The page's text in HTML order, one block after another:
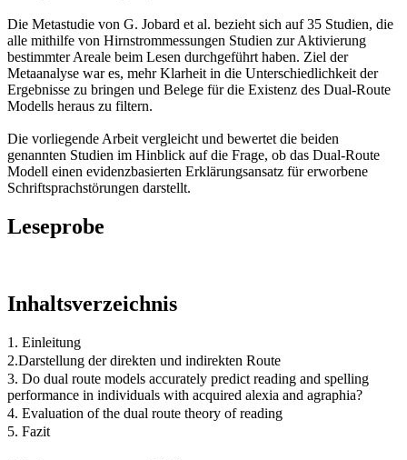
Die Metastudie von G. Jobard et al. bezieht sich auf 35 Studien, die
alle mithilfe von Hirnstrommessungen Studien zur Aktivierung
bestimmter Areale beim Lesen durchgeführt haben. Ziel der
Metaanalyse war es, mehr Klarheit in die Unterschiedlichkeit der
Ergebnisse zu bringen und Belege für die Existenz des Dual-Route
Modells heraus zu filtern.
Die vorliegende Arbeit vergleicht und bewertet die beiden
genannten Studien im Hinblick auf die Frage, ob das Dual-Route
Modell einen evidenzbasierten Erklärungsansatz für erworbene
Schriftsprachstörungen darstellt.
Leseprobe
Inhaltsverzeichnis
1. Einleitung
2.Darstellung der direkten und indirekten Route
3. Do dual route models accurately predict reading and spelling
performance in individuals with acquired alexia and agraphia?
4. Evaluation of the dual route theory of reading
5. Fazit